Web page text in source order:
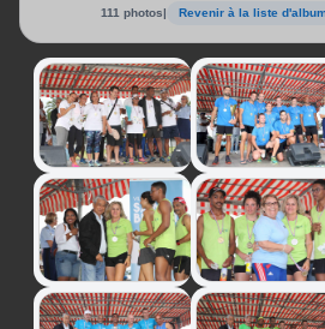
111 photos| Revenir à la liste